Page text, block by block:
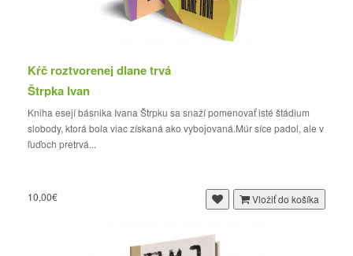
Kŕč roztvorenej dlane trvá
Štrpka Ivan
Kniha esejí básnika Ivana Štrpku sa snaží pomenovať isté štádium
slobody, ktorá bola viac získaná ako vybojovaná.Múr síce padol, ale v
ľuďoch pretrvá...
10,00€ Vložiť do košíka